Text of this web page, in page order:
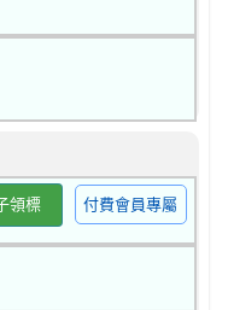
領標 付費會員專屬